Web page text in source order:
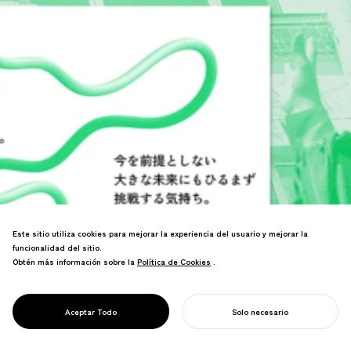
ESTRATEGIA DE
DISEÑO
La estrategia de diseño es la práctica
Define cómo las empresas comunican su
crean valor duradero para las personas
y la sociedad.
Este sitio utiliza cookies para mejorar la experiencia del usuario y mejorar la
funcionalidad del sitio.
Obtén más información sobre la Política de Cookies
Política de Cookies .
Aceptar Todo Solo necesario